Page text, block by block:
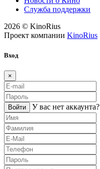
Служба поддержки
2026 © KinoRius
Проект компании KinoRius
Вход
×
Войти У вас нет аккаунта?